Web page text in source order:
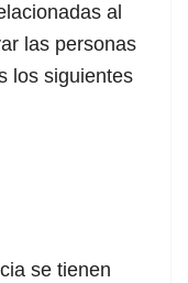
al
las personas
los siguientes
se tienen